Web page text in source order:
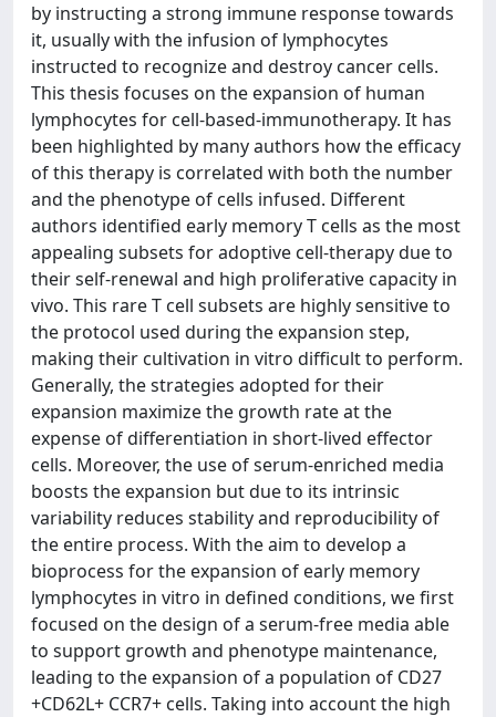
by instructing a strong immune response towards
it, usually with the infusion of lymphocytes
instructed to recognize and destroy cancer cells.
This thesis focuses on the expansion of human
lymphocytes for cell-based-immunotherapy. It has
been highlighted by many authors how the efficacy
of this therapy is correlated with both the number
and the phenotype of cells infused. Different
authors identified early memory T cells as the most
appealing subsets for adoptive cell-therapy due to
their self-renewal and high proliferative capacity in
vivo. This rare T cell subsets are highly sensitive to
the protocol used during the expansion step,
making their cultivation in vitro difficult to perform.
Generally, the strategies adopted for their
expansion maximize the growth rate at the
expense of differentiation in short-lived effector
cells. Moreover, the use of serum-enriched media
boosts the expansion but due to its intrinsic
variability reduces stability and reproducibility of
the entire process. With the aim to develop a
bioprocess for the expansion of early memory
lymphocytes in vitro in defined conditions, we first
focused on the design of a serum-free media able
to support growth and phenotype maintenance,
leading to the expansion of a population of CD27
+CD62L+ CCR7+ cells. Taking into account the high